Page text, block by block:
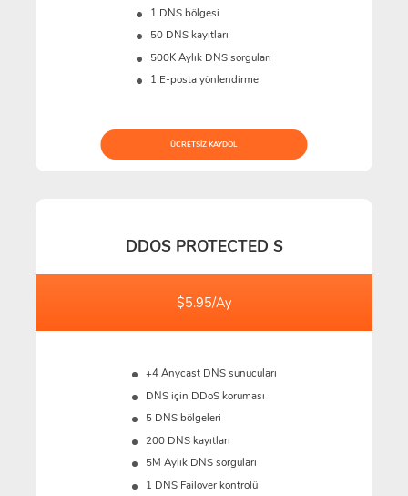
1 DNS bölgesi
50 DNS kayıtları
500KAylık DNS sorguları
1 E-posta yönlendirme
ÜCRETSIZ KAYDOL
DDOS PROTECTED S
$5.95/Ay
+4 Anycast DNS sunucuları
DNS için DDoS koruması
5 DNS bölgeleri
200 DNS kayıtları
5M Aylık DNS sorguları
1 DNS Failover kontrolü